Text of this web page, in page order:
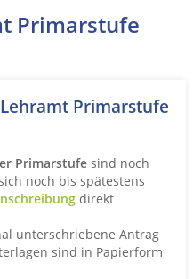
Primarstufe
Primarstufe
Primarstufe sind noch
noch bis spätestens
direkt
unterschriebene Antrag
sind in Papierform